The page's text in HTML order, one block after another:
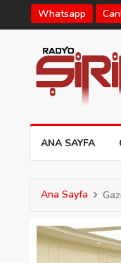
Whatsapp
ANA SAYFA
Ana Sayfa